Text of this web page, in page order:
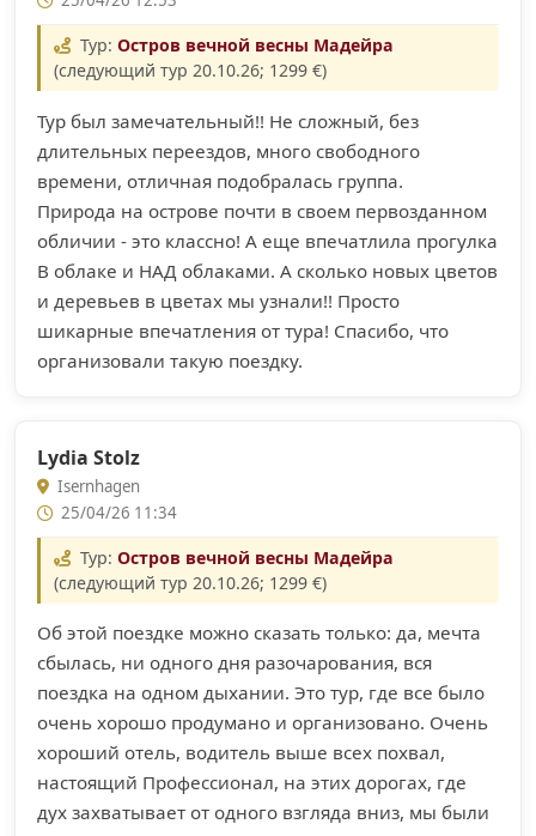
Тур: Остров вечной весны Мадейра
(следующий тур 20.10.26; 1299 €)
Тур был замечательный!! Не сложный, без
длительных переездов, много свободного
времени, отличная подобралась группа.
Природа на острове почти в своем первозданном
обличии - это классно! А еще впечатлила прогулка
В облаке и НАД облаками. А сколько новых цветов
и деревьев в цветах мы узнали!! Просто
шикарные впечатления от тура! Спасибо, что
организовали такую поездку.
Lydia Stolz
Isernhagen
25/04/26 11:34
Тур: Остров вечной весны Мадейра
(следующий тур 20.10.26; 1299 €)
Об этой поездке можно сказать только: да, мечта
сбылась, ни одного дня разочарования, вся
поездка на одном дыхании. Это тур, где все было
очень хорошо продумано и организовано. Очень
хороший отель, водитель выше всех похвал,
настоящий Профессионал, на этих дорогах, где
дух захватывает от одного взгляда вниз, мы были